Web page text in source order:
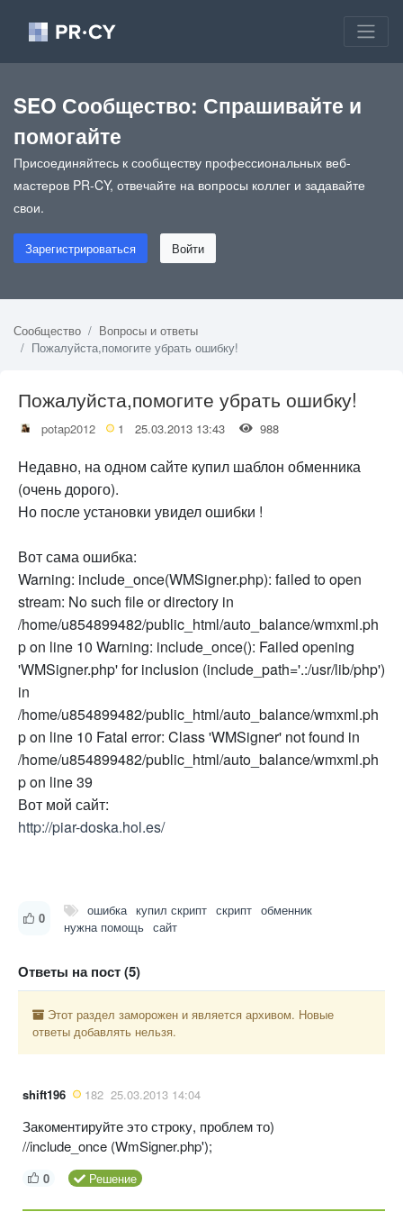
SEO Сообщество: Спрашивайте и
помогайте
Присоединяйтесь к сообществу профессиональных веб-
мастеров PR-CY, отвечайте на вопросы коллег и задавайте
свои.
Зарегистрироваться Войти
Сообщество
Вопросы и ответы
Пожалуйста,помогите убрать ошибку!
Пожалуйста,помогите убрать ошибку!
potap2012 1 25.03.2013 13:43 988
Недавно, на одном сайте купил шаблон обменника
(очень дорого).
Но после установки увидел ошибки !
Вот сама ошибка:
Warning: include_once(WMSigner.php): failed to open
stream: No such file or directory in
/home/u854899482/public_html/auto_balance/wmxml.ph
p on line 10 Warning: include_once(): Failed opening
'WMSigner.php' for inclusion (include_path='.:/usr/lib/php')
in
/home/u854899482/public_html/auto_balance/wmxml.ph
p on line 10 Fatal error: Class 'WMSigner' not found in
/home/u854899482/public_html/auto_balance/wmxml.ph
p on line 39
Вот мой сайт:
http://piar-doska.hol.es/
0 ошибка купил скрипт скрипт обменник
нужна помощь сайт
Ответы на пост (5)
Этот раздел заморожен и является архивом. Новые
ответы добавлять нельзя.
shift196 182 25.03.2013 14:04
Закоментируйте это строку, проблем то)
//include_once (WmSigner.php');
0 Решение